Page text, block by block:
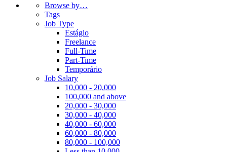
Browse by…
Tags
Job Type
Estágio
Freelance
Full-Time
Part-Time
Temporário
Job Salary
10,000 - 20,000
100,000 and above
20,000 - 30,000
30,000 - 40,000
40,000 - 60,000
60,000 - 80,000
80,000 - 100,000